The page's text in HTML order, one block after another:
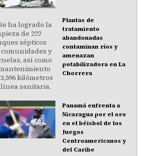
Plantas de
tratamiento
abandonadas
contaminan ríos y
amenazan
potabilizadora en La
Chorrera
Panamá enfrenta a
Nicaragua por el oro
en el béisbol de los
Juegos
Centroamericanos y
del Caribe